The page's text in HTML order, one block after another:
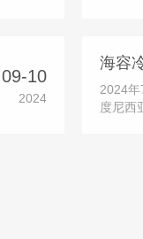
实现功
2024
09-10
2024
度尼西